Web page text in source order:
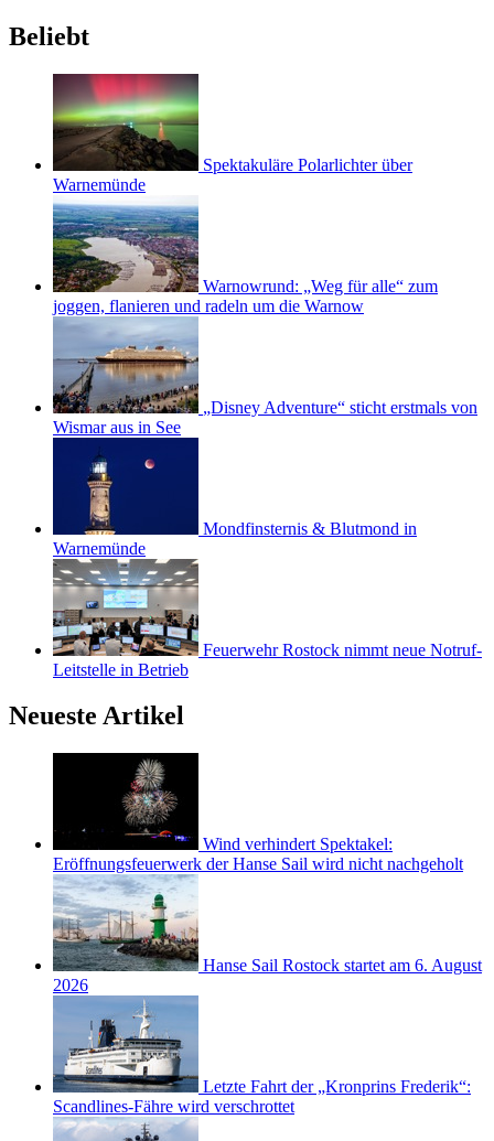
Beliebt
Spektakuläre Polarlichter über
Warnemünde
Warnowrund: „Weg für alle“ zum
joggen, flanieren und radeln um die Warnow
„Disney Adventure“ sticht erstmals von
Wismar aus in See
Mondfinsternis & Blutmond in
Warnemünde
Feuerwehr Rostock nimmt neue Notruf-
Leitstelle in Betrieb
Neueste Artikel
Wind verhindert Spektakel:
Eröffnungsfeuerwerk der Hanse Sail wird nicht nachgeholt
Hanse Sail Rostock startet am 6. August
2026
Letzte Fahrt der „Kronprins Frederik“:
Scandlines-Fähre wird verschrottet